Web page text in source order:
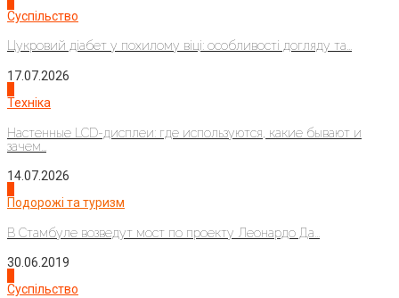
Суспільство
Цукровий діабет у похилому віці: особливості догляду та...
17.07.2026
Техніка
Настенные LCD-дисплеи: где используются, какие бывают и
зачем...
14.07.2026
Подорожі та туризм
В Стамбуле возведут мост по проекту Леонардо Да...
30.06.2019
Суспільство